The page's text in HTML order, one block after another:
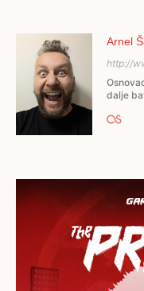
Arnel
http://
dalje